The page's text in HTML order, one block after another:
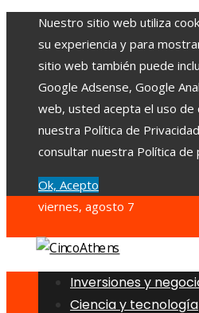
Nuestro sitio web utiliza
su experiencia y para
sitio web también puede
Google Adsense, Google
web, usted acepta el uso de
nuestra Política de
consultar nuestra Política de
Ok, Acepto
viernes, agosto 7
Inversiones y
Ciencia y tecnología